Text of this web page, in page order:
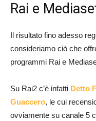
Rai e
Il risultato fino adesso
consideriamo ciò che
programmi Rai e
Su Rai2 c’è infatti Detto
Guaccero, le cui
ovviamente su canale 5